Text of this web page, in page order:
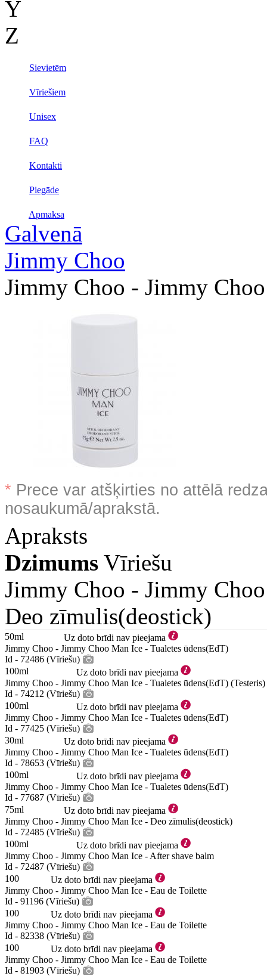
Y
Z
Sievietēm
Vīriešiem
Unisex
FAQ
Kontakti
Piegāde
Apmaksa
Galvenā
Jimmy Choo
Jimmy Choo - Jimmy
* Prece var atšķirties no attēlā
nosaukumā/aprakstā.
Apraksts
Dzimums Vīriešu
Jimmy Choo - Jimmy
Deo zīmulis(deostick)
50ml
Uz doto brīdi nav pieejama
Jimmy Choo - Jimmy Choo Man Ice - Tualetes ūdens(EdT)
Id - 72486 (Vīriešu)
100ml
Uz doto brīdi nav pieejama
Jimmy Choo - Jimmy Choo Man Ice - Tualetes ūdens(EdT) (Testeris)
Id - 74212 (Vīriešu)
100ml
Uz doto brīdi nav pieejama
Jimmy Choo - Jimmy Choo Man Ice - Tualetes ūdens(EdT)
Id - 77425 (Vīriešu)
30ml
Uz doto brīdi nav pieejama
Jimmy Choo - Jimmy Choo Man Ice - Tualetes ūdens(EdT)
Id - 78653 (Vīriešu)
100ml
Uz doto brīdi nav pieejama
Jimmy Choo - Jimmy Choo Man Ice - Tualetes ūdens(EdT)
Id - 77687 (Vīriešu)
75ml
Uz doto brīdi nav pieejama
Jimmy Choo - Jimmy Choo Man Ice - Deo zīmulis(deostick)
Id - 72485 (Vīriešu)
100ml
Uz doto brīdi nav pieejama
Jimmy Choo - Jimmy Choo Man Ice - After shave balm
Id - 72487 (Vīriešu)
100
Uz doto brīdi nav pieejama
Jimmy Choo - Jimmy Choo Man Ice - Eau de Toilette
Id - 91196 (Vīriešu)
100
Uz doto brīdi nav pieejama
Jimmy Choo - Jimmy Choo Man Ice - Eau de Toilette
Id - 82338 (Vīriešu)
100
Uz doto brīdi nav pieejama
Jimmy Choo - Jimmy Choo Man Ice - Eau de Toilette
Id - 81903 (Vīriešu)